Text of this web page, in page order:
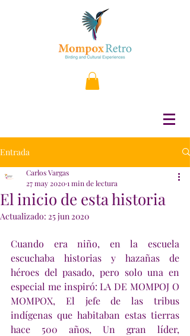
Entrada
El inicio de esta historia
Carlos Vargas
27 may 20201 min de lectura
Actualizado: 25 jun 2020
Cuando era niño, en la escuela
escuchaba historias y hazañas de
héroes del pasado, pero solo una en
especial me inspiró: LA DE MOMPOJ O
MOMPOX, El jefe de las tribus
indígenas que habitaban estas tierras
hace 500 años, Un gran líder,